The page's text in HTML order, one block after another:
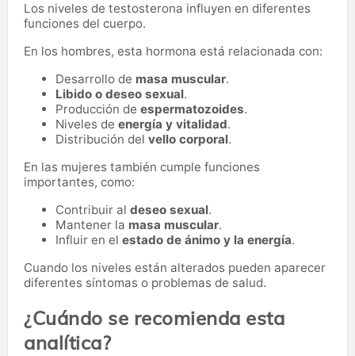
Los niveles de testosterona influyen en diferentes
funciones del cuerpo.
En los hombres, esta hormona está relacionada con:
Desarrollo de masa muscular.
Libido o deseo sexual.
Producción de espermatozoides.
Niveles de energía y vitalidad.
Distribución del vello corporal.
En las mujeres también cumple funciones
importantes, como:
Contribuir al deseo sexual.
Mantener la masa muscular.
Influir en el estado de ánimo y la energía.
Cuando los niveles están alterados pueden aparecer
diferentes síntomas o problemas de salud.
¿Cuándo se recomienda esta
analítica?